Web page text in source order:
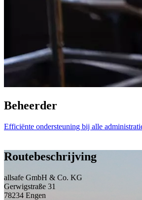
Beheerder
Efficiënte ondersteuning bij alle
Routebeschrijving
allsafe GmbH & Co. KG
Gerwigstraße 31
78234 Engen